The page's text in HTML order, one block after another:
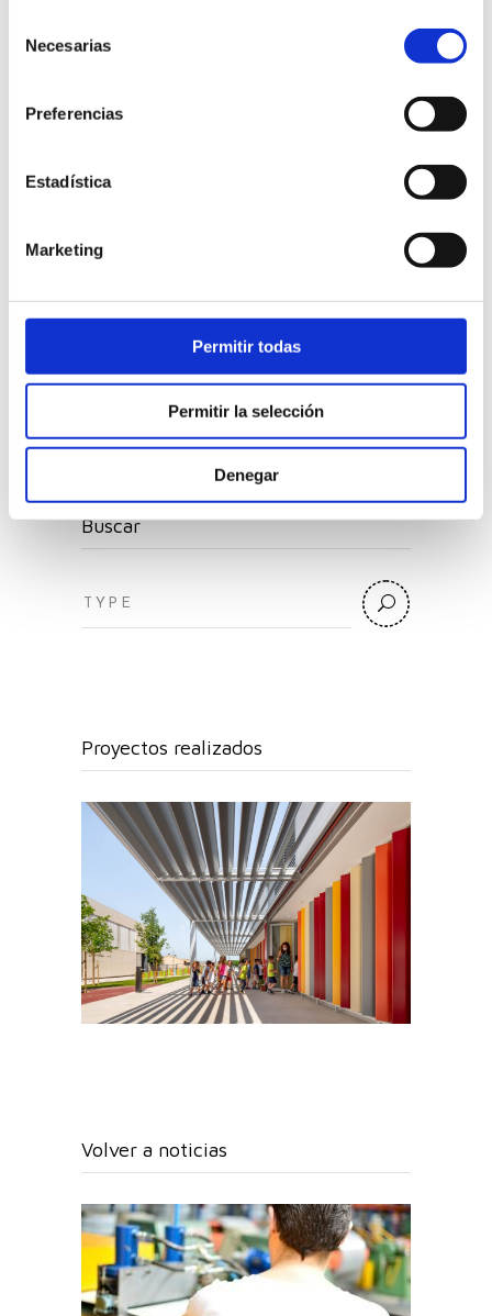
Necesarias
Preferencias
Estadística
Marketing
Permitir todas
Permitir la selección
Denegar
lamas móviles/Obras realizadas
Buscar
Search
Proyectos realizados
Volver a noticias